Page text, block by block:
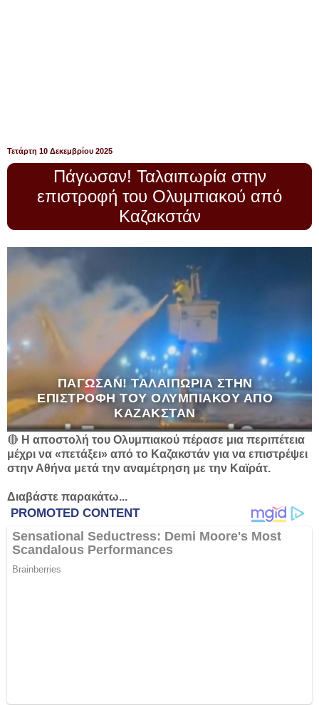
Τετάρτη 10 Δεκεμβρίου 2025
Πάγωσαν! Ταλαιπωρία στην
επιστροφή του Ολυμπιακού από
Καζακστάν
ΠΆΓΩΣΑΝ! ΤΑΛΑΙΠΩΡΊΑ ΣΤΗΝ
ΕΠΙΣΤΡΟΦΉ ΤΟΥ ΟΛΥΜΠΙΑΚΟΎ ΑΠΌ
ΚΑΖΑΚΣΤΆΝ
🔴 Η αποστολή του Ολυμπιακού πέρασε μια περιπέτεια
μέχρι να «πετάξει» από το Καζακστάν για να επιστρέψει
στην Αθήνα μετά την αναμέτρηση με την Καϊράτ.
Διαβάστε παρακάτω...